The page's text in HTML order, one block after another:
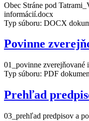
Obec Stráne pod
informácií.docx
Typ súboru: DOCX
Povinne
01_povinne zverejňované
Typ súboru: PDF
Prehľad
03_prehľad predpisov a